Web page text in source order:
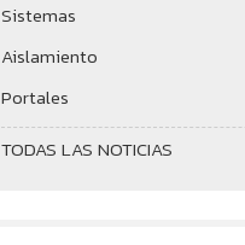
TODAS LAS NOTICIAS
Sistemas
Aislamiento
Portales